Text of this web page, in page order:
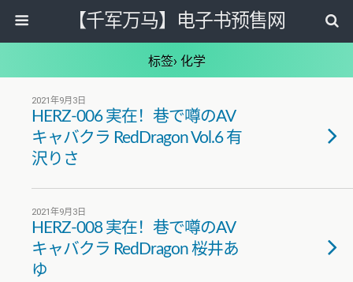
【千军万马】电子书预售网
标签› 化学
2021年9月3日
HERZ-006 実在！巷で噂のAV
キャバクラ RedDragon Vol.6 有
沢りさ
2021年9月3日
HERZ-008 実在！巷で噂のAV
キャバクラ RedDragon 桜井あ
ゆ